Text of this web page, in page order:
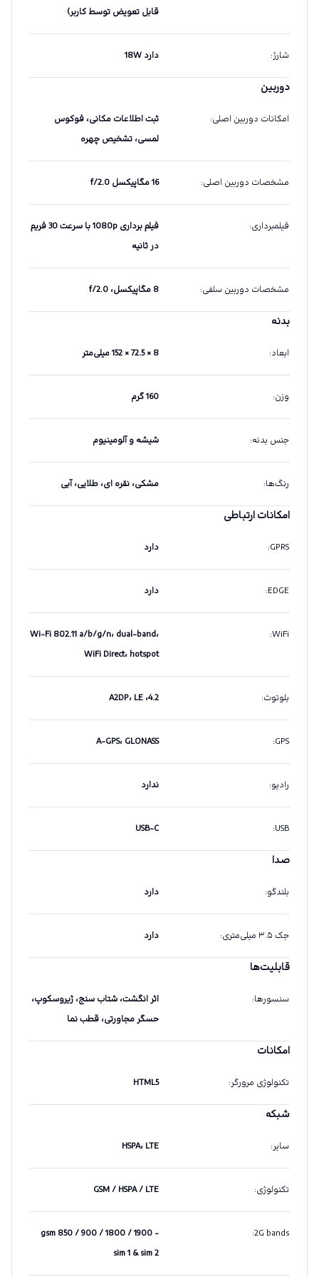
قابل تعویض توسط کاربر)
شارژ: دارد 18W
دوربین
امکانات دوربین اصلی:
ثبت اطلاعات مکانی، فوکوس
لمسی، تشخیص چهره
مشخصات دوربین اصلی: 16 مگاپیکسل f/2.0
فیلمبرداری:
فیلم برداری 1080p با سرعت 30 فریم
در ثانیه
مشخصات دوربین سلفی: 8 مگاپیکسل، f/2.0
بدنه
ابعاد: 8 × 72.5 × 152 میلی‌متر
وزن: 160 گرم
جنس بدنه: شیشه و آلومینیوم
رنگ‌ها: مشکی، نقره ای، طلایی، آبی
امکانات ارتباطی
GPRS
: دارد
EDGE
: دارد
WiFi
:
Wi-Fi 802.11 a/b/g/n، dual-band،
WiFi Direct، hotspot
بلوتوث: 4.2، A2DP، LE
GPS
: A-GPS، GLONASS
رادیو: ندارد
USB
:
USB-C
صدا
بلندگو: دارد
جک ۳.۵ میلی‌متری : دارد
قابلیت‌ها
سنسورها:
اثر انگشت، شتاب سنج، ژیروسکوپ،
حسگر مجاورتی، قطب نما
امکانات
تکنولوژی مرورگر:
HTML5
شبکه
سایر: HSPA، LTE
تکنولوژی:
GSM / HSPA / LTE
2G bands
:
gsm 850 / 900 / 1800 / 1900 -
sim 1 & sim 2